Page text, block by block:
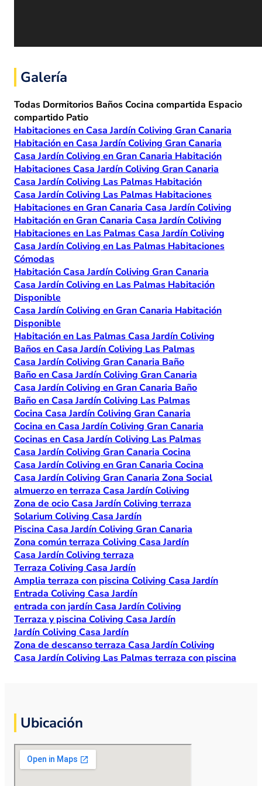
Galería
Todas Dormitorios BañosCocina compartida Espacio
compartido Patio
Habitaciones en Casa Jardín Coliving Gran Canaria
Habitación en Casa Jardín Coliving Gran Canaria
Casa Jardín Coliving en Gran Canaria Habitación
Habitaciones Casa Jardín Coliving Gran Canaria
Casa Jardín Coliving Las Palmas Habitación
Casa Jardín Coliving Las Palmas Habitaciones
Habitaciones en Gran Canaria Casa Jardín Coliving
Habitación en Gran Canaria Casa Jardín Coliving
Habitaciones en Las Palmas Casa Jardín Coliving
Casa Jardín Coliving en Las Palmas Habitaciones
Cómodas
Habitación Casa Jardín Coliving Gran Canaria
Casa Jardín Coliving en Las Palmas Habitación
Disponible
Casa Jardín Coliving en Gran Canaria Habitación
Disponible
Habitación en Las Palmas Casa Jardín Coliving
Baños en Casa Jardín Coliving Las Palmas
Casa Jardín Coliving Gran Canaria Baño
Baño en Casa Jardín Coliving Gran Canaria
Casa Jardín Coliving en Gran Canaria Baño
Baño en Casa Jardín Coliving Las Palmas
Cocina Casa Jardín Coliving Gran Canaria
Cocina en Casa Jardín Coliving Gran Canaria
Cocinas en Casa Jardín Coliving Las Palmas
Casa Jardín Coliving Gran Canaria Cocina
Casa Jardín Coliving en Gran Canaria Cocina
Casa Jardín Coliving Gran Canaria Zona Social
almuerzo en terraza Casa Jardín Coliving
Zona de ocio Casa Jardín Coliving terraza
Solarium Coliving Casa Jardín
Piscina Casa Jardín Coliving Gran Canaria
Zona común terraza Coliving Casa Jardín
Casa Jardín Coliving terraza
Terraza Coliving Casa Jardín
Amplia terraza con piscina Coliving Casa Jardín
Entrada Coliving Casa Jardín
entrada con jardín Casa Jardín Coliving
Terraza y piscina Coliving Casa Jardín
Jardín Coliving Casa Jardín
Zona de descanso terraza Casa Jardín Coliving
Casa Jardín Coliving Las Palmas terraza con piscina
Ubicación